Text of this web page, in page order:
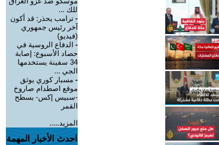
للك ...
- ترامب يحذر: قد أكون
آخر رئيس جمهوري
(فيديو)
- الدفاع الروسية في
حصاد الأسبوع: إصابة
34 سفينة يستخدمها
الجي ...
- مسبار كوري يوثق
موقع اصطدام صاروخ
-سبيس إكس- بسطح
القمر
المزيد.....
احدث الأخبار المهمة